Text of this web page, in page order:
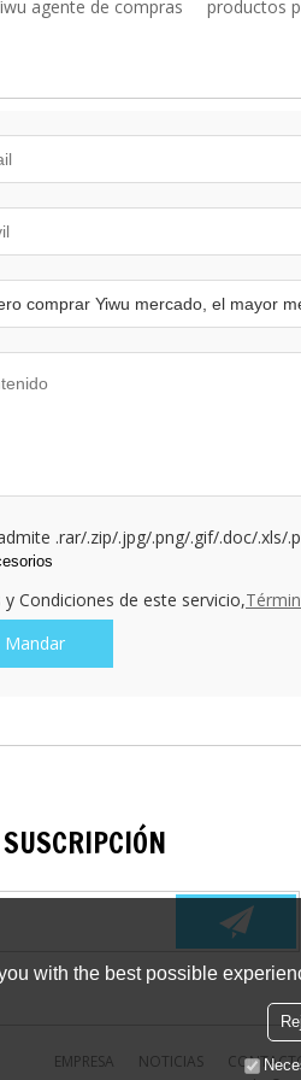
agente de compras productos
.rar/.zip/.jpg/.png/.gif/.doc/.xls/
Condiciones de este servicio,
Mandar
SUSCRIPCIÓN
EMPRESA NOTICIAS
with the best possible